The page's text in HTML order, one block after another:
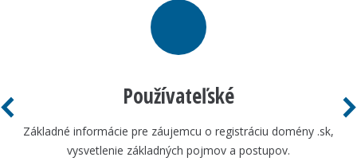
Používateľské
Základné informácie pre záujemcu o registráciu domény .sk,
vysvetlenie základných pojmov a postupov.